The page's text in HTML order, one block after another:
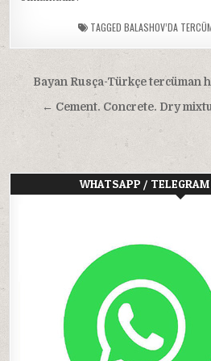
TAGGED BALASHOV’DA
Yazı
gezinmesi
Bayan Rusça-Türkçe tercüman
← Cement. Concrete. Dry
WHATSAPP / TELEGRAM